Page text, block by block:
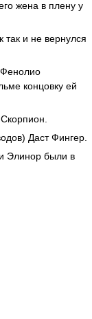
жена в плену у
так и не вернулся
Фенолио
концовку ей
Даст Фингер.
Элинор были в